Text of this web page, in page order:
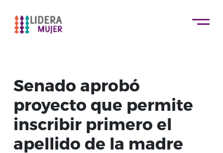
Senado aprobó
proyecto que permite
inscribir primero el
apellido de la madre